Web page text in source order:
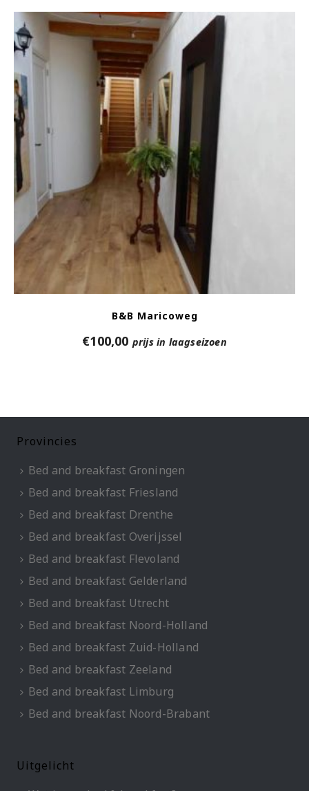
B&B Maricoweg
€100,00 prijs in laagseizoen
Provincies
Bed and breakfast Groningen
Bed and breakfast Friesland
Bed and breakfast Drenthe
Bed and breakfast Overijssel
Bed and breakfast Flevoland
Bed and breakfast Gelderland
Bed and breakfast Utrecht
Bed and breakfast Noord-Holland
Bed and breakfast Zuid-Holland
Bed and breakfast Zeeland
Bed and breakfast Limburg
Bed and breakfast Noord-Brabant
Uitgelicht